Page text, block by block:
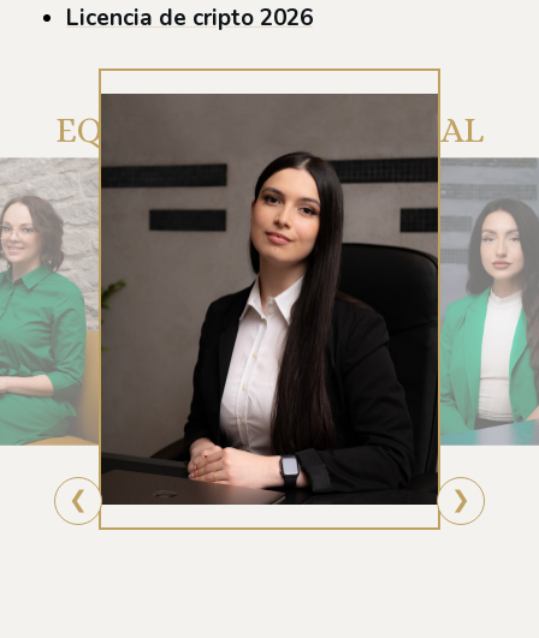
Licencia de cripto 2026
EQUIPO DE ATENCIÓN AL
CLIENTE DE RUE
❮ ❯